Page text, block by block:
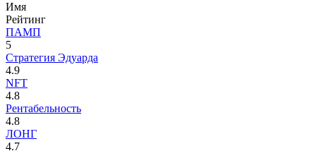
Имя
Рейтинг
ПАМП
5
Стратегия Эдуарда
4.9
NFT
4.8
Рентабельность
4.8
ЛОНГ
4.7